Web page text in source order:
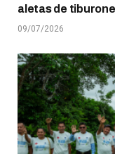
aletas de
09/07/2026